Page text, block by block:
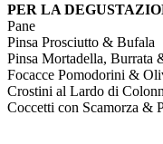
PER LA
Pane
Pinsa Prosciutto & Bufala
Pinsa Mortadella, Burrata
Focacce Pomodorini &
Crostini al Lardo di
Coccetti con Scamorza &